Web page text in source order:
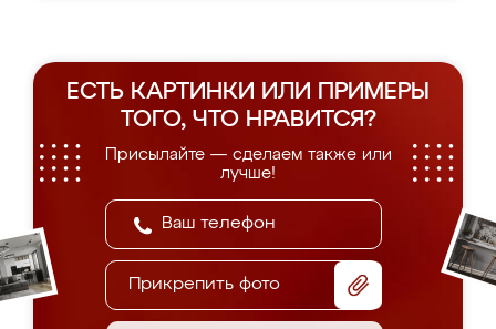
ЕСТЬ КАРТИНКИ ИЛИ ПРИМЕРЫ
ТОГО, ЧТО НРАВИТСЯ?
Присылайте — сделаем также или
лучше!
Прикрепить фото